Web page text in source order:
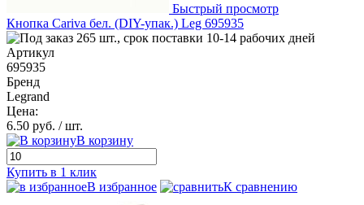
Быстрый просмотр
Кнопка Cariva бел. (DIY-упак.) Leg 695935
265 шт., срок поставки 10-14 рабочих дней
Артикул
695935
Бренд
Legrand
Цена:
6.50 руб. / шт.
В корзину
Купить в 1 клик
В избранное
К сравнению